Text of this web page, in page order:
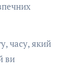
часу, який
ви